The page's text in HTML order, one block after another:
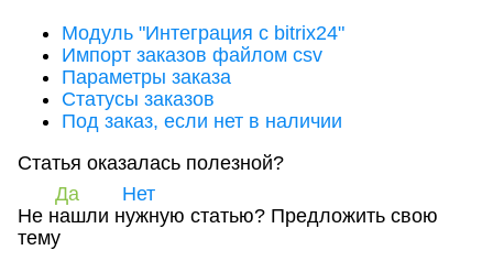
Модуль "Интеграция с bitrix24"
Импорт заказов файлом csv
Параметры заказа
Статусы заказов
Под заказ, если нет в наличии
Статья оказалась полезной?
Да
Нет
Не нашли нужную статью? Предложить свою
тему